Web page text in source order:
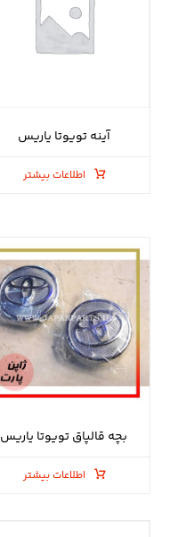
آینه تویوتا یاریس
اطلاعات بیشتر
بچه قالپاق تویوتا یاریس
اطلاعات بیشتر